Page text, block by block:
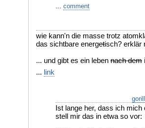
... comment
wie kann'n die masse trotz
das sichtbare energetisch? erklär
... und gibt es ein leben nach dem
... link
Ist lange her, dass ich
stell mir das in etwa so vor: